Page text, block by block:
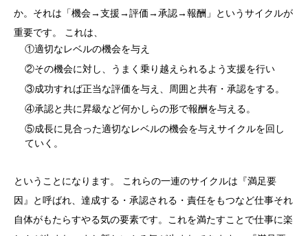
か。それは「機会→支援→評価→承認→報酬」というサイクルが
重要です。 これは、
①適切なレベルの機会を与え
②その機会に対し、うまく乗り越えられるよう支援を行い
③成功すれば正当な評価を与え、周囲と共有・承認をする。
④承認と共に昇級など何かしらの形で報酬を与える。
⑤成長に見合った適切なレベルの機会を与えサイクルを回し
ていく。
ということになります。 これらの一連のサイクルは『満足要
因』と呼ばれ、達成する・承認される・責任をもつなど仕事それ
自体がもたらすやる気の要素です。これを満たすことで仕事に楽